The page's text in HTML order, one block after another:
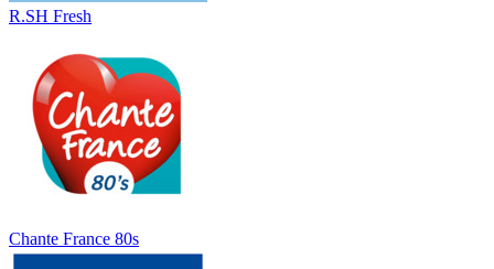
R.SH Fresh
Chante France 80s